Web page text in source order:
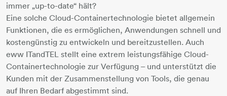
immer „up-to-date“ hält?
Eine solche Cloud-Containertechnologie bietet allgemein
Funktionen, die es ermöglichen, Anwendungen schnell und
kostengünstig zu entwickeln und bereitzustellen. Auch
eww ITandTEL stellt eine extrem leistungsfähige Cloud-
Containertechnologie zur Verfügung – und unterstützt die
Kunden mit der Zusammenstellung von Tools, die genau
auf Ihren Bedarf abgestimmt sind.